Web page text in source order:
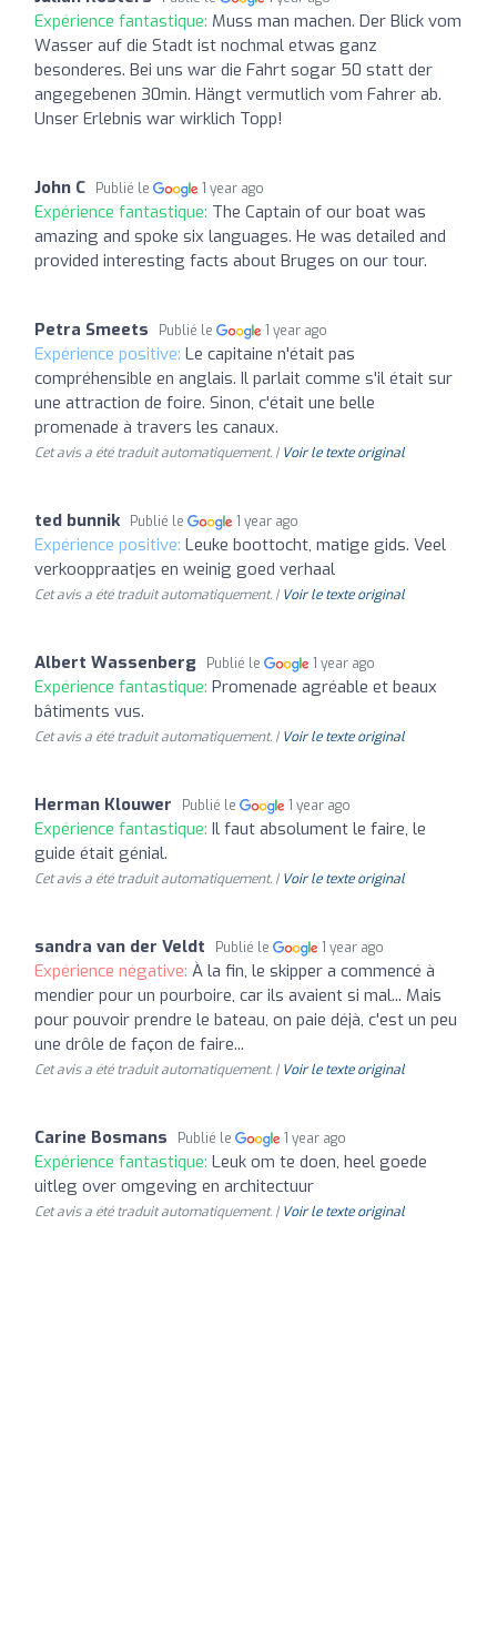
Expérience fantastique: Muss man machen. Der Blick vom
Wasser auf die Stadt ist nochmal etwas ganz
besonderes. Bei uns war die Fahrt sogar 50 statt der
angegebenen 30min. Hängt vermutlich vom Fahrer ab.
Unser Erlebnis war wirklich Topp!
John C Publié le 1 year ago
Expérience fantastique: The Captain of our boat was
amazing and spoke six languages. He was detailed and
provided interesting facts about Bruges on our tour.
Petra Smeets Publié le 1 year ago
Expérience positive: Le capitaine n'était pas
compréhensible en anglais. Il parlait comme s'il était sur
une attraction de foire. Sinon, c'était une belle
promenade à travers les canaux.
Cet avis a été traduit automatiquement. | Voir le texte original
ted bunnik Publié le 1 year ago
Expérience positive: Leuke boottocht, matige gids. Veel
verkooppraatjes en weinig goed verhaal
Cet avis a été traduit automatiquement. | Voir le texte original
Albert Wassenberg Publié le 1 year ago
Expérience fantastique: Promenade agréable et beaux
bâtiments vus.
Cet avis a été traduit automatiquement. | Voir le texte original
Herman Klouwer Publié le 1 year ago
Expérience fantastique: Il faut absolument le faire, le
guide était génial.
Cet avis a été traduit automatiquement. | Voir le texte original
sandra van der Veldt Publié le 1 year ago
Expérience négative: À la fin, le skipper a commencé à
mendier pour un pourboire, car ils avaient si mal... Mais
pour pouvoir prendre le bateau, on paie déjà, c'est un peu
une drôle de façon de faire...
Cet avis a été traduit automatiquement. | Voir le texte original
Carine Bosmans Publié le 1 year ago
Expérience fantastique: Leuk om te doen, heel goede
uitleg over omgeving en architectuur
Cet avis a été traduit automatiquement. | Voir le texte original